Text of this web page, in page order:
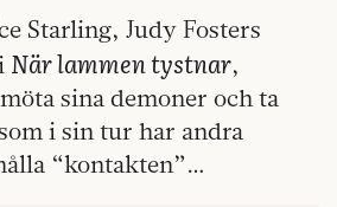
Starling, Judy Fosters
När lammen tystnar,
sina demoner och ta
i sin tur har andra
“kontakten”…